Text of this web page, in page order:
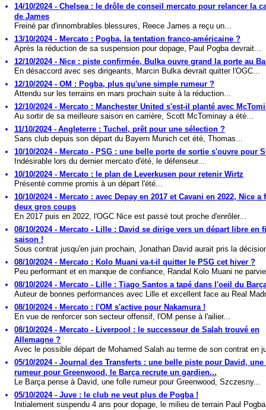
14/10/2024 - Chelsea : le drôle de conseil mercato pour relancer la
de James
Freiné par d'innombrables blessures, Reece James a reçu un...
13/10/2024 - Mercato : Pogba, la tentation franco-américaine ?
Après la réduction de sa suspension pour dopage, Paul Pogba devrait...
12/10/2024 - Nice : piste confirmée, Bulka ouvre grand la porte au
En désaccord avec ses dirigeants, Marcin Bulka devrait quitter l'OGC...
12/10/2024 - OM : Pogba, plus qu'une simple rumeur ?
Attendu sur les terrains en mars prochain suite à la réduction...
12/10/2024 - Mercato : Manchester United s'est-il planté avec
Au sortir de sa meilleure saison en carrière, Scott McTominay a été...
11/10/2024 - Angleterre : Tuchel, prêt pour une sélection ?
Sans club depuis son départ du Bayern Munich cet été, Thomas...
10/10/2024 - Mercato - PSG : une belle porte de sortie s'ouvre pour
Indésirable lors du dernier mercato d'été, le défenseur...
10/10/2024 - Mercato : le plan de Leverkusen pour retenir Wirtz
Présenté comme promis à un départ l'été...
10/10/2024 - Mercato : avec Depay en 2017 et Cavani en 2022, Nice a
deux gros coups
En 2017 puis en 2022, l'OGC Nice est passé tout proche d'enrôler...
08/10/2024 - Mercato - Lille : David se dirige vers un départ libre en
saison !
Sous contrat jusqu'en juin prochain, Jonathan David aurait pris la
08/10/2024 - Mercato : Kolo Muani va-t-il quitter le PSG cet hiver ?
Peu performant et en manque de confiance, Randal Kolo Muani ne
08/10/2024 - Mercato - Lille : Tiago Santos a tapé dans l'oeil du
Auteur de bonnes performances avec Lille et excellent face au Real
08/10/2024 - Mercato : l'OM s'active pour Nakamura !
En vue de renforcer son secteur offensif, l'OM pense à l'ailier...
08/10/2024 - Mercato - Liverpool : le successeur de Salah trouvé en
Allemagne ?
Avec le possible départ de Mohamed Salah au terme de son contrat en
05/10/2024 - Journal des Transferts : une belle piste pour David,
rumeur pour Greenwood, le Barça recrute un gardien...
Le Barça pense à David, une folle rumeur pour Greenwood, Szczesny...
05/10/2024 - Juve : le club ne veut plus de Pogba !
Initialement suspendu 4 ans pour dopage, le milieu de terrain Paul